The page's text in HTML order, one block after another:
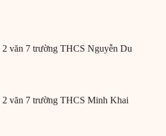
văn 7 trường THCS Nguyễn Du
văn 7 trường THCS Minh Khai